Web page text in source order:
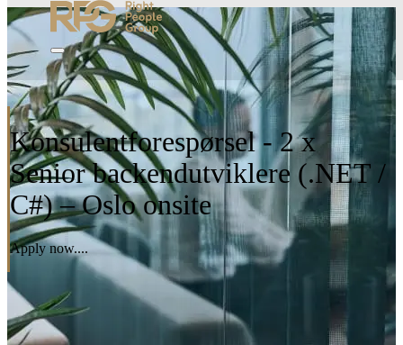
Konsulentforespørsel - 2 x
Senior backendutviklere (.NET /
C#) – Oslo onsite
Apply now....